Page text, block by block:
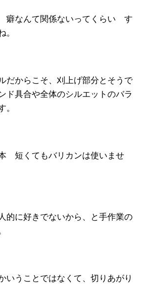
なんて関係ないってくらい す
。
だからこそ、刈上げ部分とそうで
ド具合や全体のシルエットのバラ
。
短くてもバリカンは使いませ
的に好きでないから、と手作業の
いうことではなくて、切りあがり